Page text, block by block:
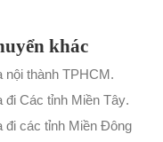
khác
nội thành TPHCM.
đi Các tỉnh Miền Tây.
đi các tỉnh Miền Đông